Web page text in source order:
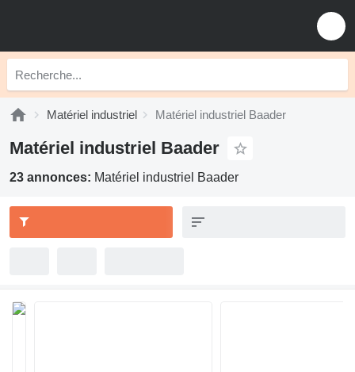
Matériel industriel Matériel industriel Baader
Matériel industriel Baader
23 annonces: Matériel industriel Baader